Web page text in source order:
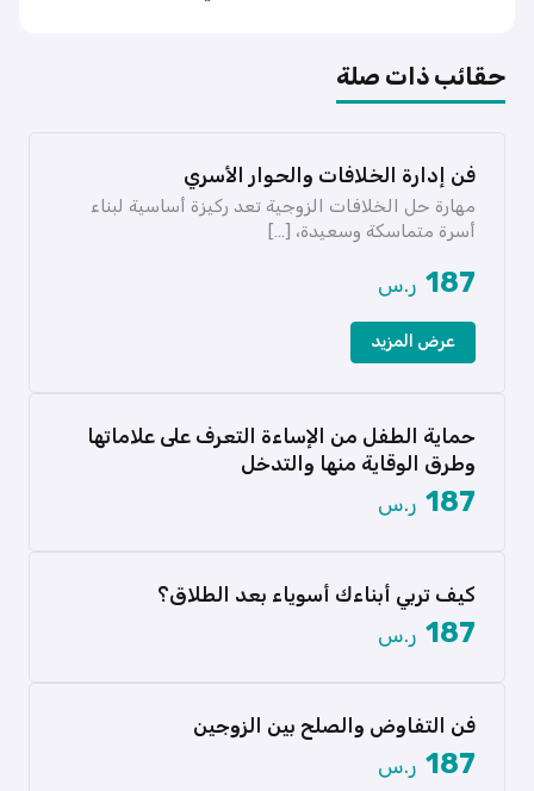
حقائب ذات صلة
فن إدارة الخلافات والحوار الأسري
مهارة حل الخلافات الزوجية تعد ركيزة أساسية لبناء
أسرة متماسكة وسعيدة، […]
187 ر.س
عرض المزيد
تعتبر مسألة إساءة معاملة الأطفال من أكثر القضايا
إلحاحاً وتعقيداً في […]
حماية الطفل من الإساءة التعرف على علاماتها
وطرق الوقاية منها والتدخل
187 ر.س
الطلاق ليس مجرد تغيير في الوضع القانوني للزواج بل
عرض المزيد
كيف تربي أبناءك أسوياء بعد الطلاق؟
187 ر.س
المفاوضات تعد فنًا وعلمًا يتطلب معرفة شاملة
فن التفاوض والصلح بين الزوجين
187 ر.س